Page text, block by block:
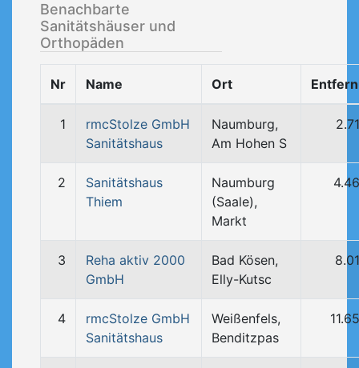
Benachbarte
Sanitätshäuser und
Orthopäden
Nr Name Ort
1
rmcStolze GmbH
Sanitätshaus
Naumburg,
Am Hohen S
2
Sanitätshaus
Thiem
Naumburg
(Saale),
Markt
3
Reha aktiv 2000
GmbH
Bad Kösen,
Elly-Kutsc
4
rmcStolze GmbH
Sanitätshaus
Weißenfels,
Benditzpas